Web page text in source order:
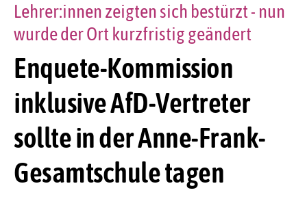
Enquete-Kommission
inklusive AfD-Vertreter
sollte in der Anne-Frank-
Gesamtschule tagen
Lehrer:innen zeigten sich bestürzt - nun
wurde der Ort kurzfristig geändert